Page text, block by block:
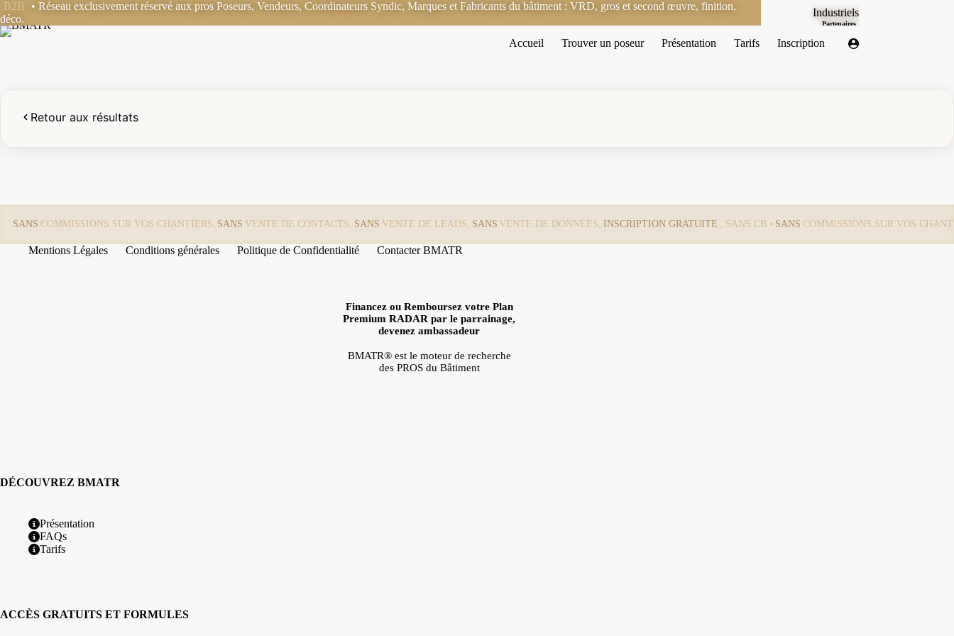
Passer
au
contenu
B2B
• Réseau exclusivement réservé aux pros Poseurs, Vendeurs, Coordinateurs Syndic, Marques et Fabricants du bâtiment : VRD, gros et second œuvre, finition,
déco.
Industriels
Partenaires
Accueil Trouver un poseur Présentation Tarifs Inscription
Retour aux résultats
SANS COMMISSIONS SUR VOS CHANTIERS, SANS VENTE DE CONTACTS, SANS VENTE DE LEADS, SANS VENTE DE DONNÉES, INSCRIPTION GRATUITE , SANS CB • SANS COMMISSIONS SUR VOS
Mentions Légales Conditions générales Politique de Confidentialité Contacter BMATR
Financez ou Remboursez votre Plan
Premium RADAR par le parrainage,
devenez ambassadeur
BMATR® est le moteur de recherche
des PROS du Bâtiment
DÉCOUVREZ BMATR
Présentation
FAQs
Tarifs
ACCÈS GRATUITS ET FORMULES